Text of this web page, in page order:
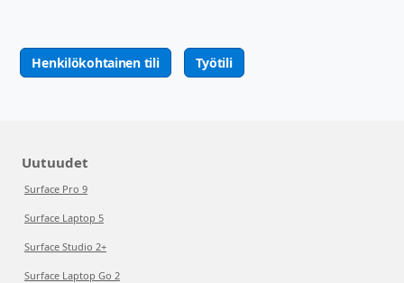
Henkilökohtainen tili Työtili
Uutuudet
Surface Pro 9
Surface Laptop 5
Surface Studio 2+
Surface Laptop Go 2